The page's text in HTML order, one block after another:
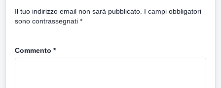
Il tuo indirizzo email non sarà pubblicato. I campi obbligatori
sono contrassegnati *
Commento *